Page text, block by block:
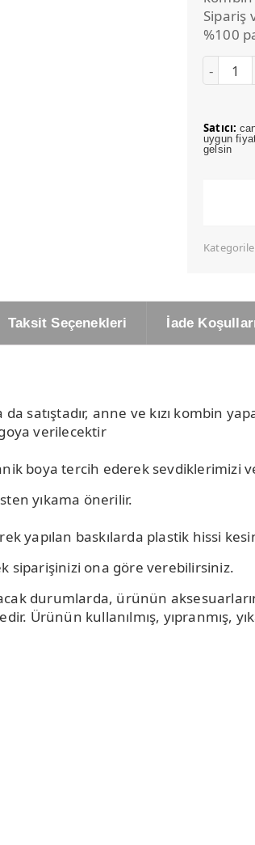
Sipariş
%100
Satıcı:
uygun
gelsin
Taksit Seçenekleri İade
satıştadır, anne ve kızı kombin
verilecektir
boya tercih ederek sevdiklerimizi
yıkama önerilir.
yapılan baskılarda plastik hissi
siparişinizi ona göre verebilirsiniz.
durumlarda, ürünün
Ürünün kullanılmış, yıpranmış,